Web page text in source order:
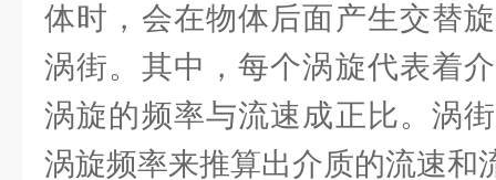
体时，会在物体后面产生交替
涡街。其中，每个涡旋代表着
涡旋的频率与流速成正比。涡
涡旋频率来推算出介质的流速和